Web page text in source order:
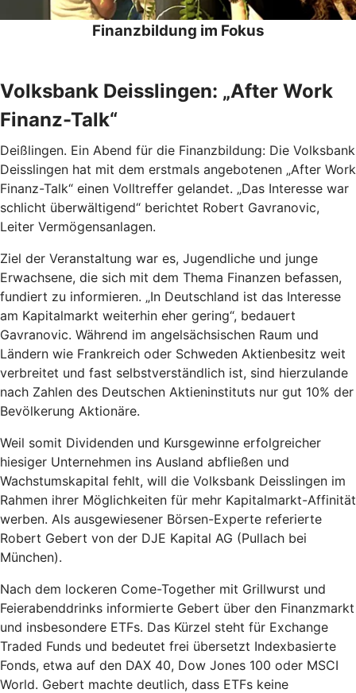
Finanzbildung im Fokus
Volksbank Deisslingen: „After Work
Finanz-Talk“
Deißlingen. Ein Abend für die Finanzbildung: Die Volksbank
Deisslingen hat mit dem erstmals angebotenen „After Work
Finanz-Talk“ einen Volltreffer gelandet. „Das Interesse war
schlicht überwältigend“ berichtet Robert Gavranovic,
Leiter Vermögensanlagen.
Ziel der Veranstaltung war es, Jugendliche und junge
Erwachsene, die sich mit dem Thema Finanzen befassen,
fundiert zu informieren. „In Deutschland ist das Interesse
am Kapitalmarkt weiterhin eher gering“, bedauert
Gavranovic. Während im angelsächsischen Raum und
Ländern wie Frankreich oder Schweden Aktienbesitz weit
verbreitet und fast selbstverständlich ist, sind hierzulande
nach Zahlen des Deutschen Aktieninstituts nur gut 10% der
Bevölkerung Aktionäre.
Weil somit Dividenden und Kursgewinne erfolgreicher
hiesiger Unternehmen ins Ausland abfließen und
Wachstumskapital fehlt, will die Volksbank Deisslingen im
Rahmen ihrer Möglichkeiten für mehr Kapitalmarkt-Affinität
werben. Als ausgewiesener Börsen-Experte referierte
Robert Gebert von der DJE Kapital AG (Pullach bei
München).
Nach dem lockeren Come-Together mit Grillwurst und
Feierabenddrinks informierte Gebert über den Finanzmarkt
und insbesondere ETFs. Das Kürzel steht für Exchange
Traded Funds und bedeutet frei übersetzt Indexbasierte
Fonds, etwa auf den DAX 40, Dow Jones 100 oder MSCI
World. Gebert machte deutlich, dass ETFs keine